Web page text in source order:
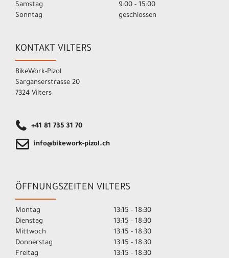
Samstag
9:00 - 15:00
Sonntag
geschlossen
KONTAKT VILTERS
BikeWork-Pizol
Sarganserstrasse 20
7324 Vilters
+41 81 735 31 70
info@bikework-pizol.ch
ÖFFNUNGSZEITEN VILTERS
Montag
13:15 - 18:30
Dienstag
13:15 - 18:30
Mittwoch
13:15 - 18:30
Donnerstag
13:15 - 18:30
Freitag
13:15 - 18:30